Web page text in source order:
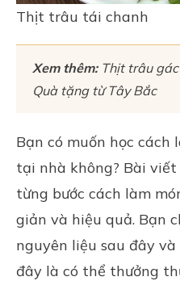
Thịt trâu tái chanh
Xem thêm: Thịt trâu gác
Quà tặng từ Tây Bắc
Bạn có muốn học
tại nhà không? Bài
từng bước cách làm
giản và hiệu quả. Bạn
nguyên liệu sau đây
đây là có thể thưởng